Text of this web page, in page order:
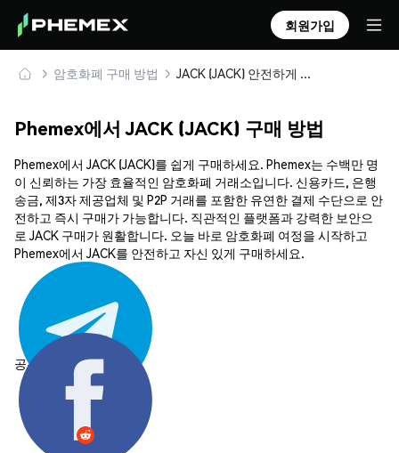
회원가입
암호화폐 구매 방법 JACK (JACK) 안전하게 구매 및 보관
Phemex에서 JACK (JACK) 구매 방법
Phemex에서 JACK (JACK)를 쉽게 구매하세요. Phemex는 수백만 명
이 신뢰하는 가장 효율적인 암호화폐 거래소입니다. 신용카드, 은행
송금, 제3자 제공업체 및 P2P 거래를 포함한 유연한 결제 수단으로 안
전하고 즉시 구매가 가능합니다. 직관적인 플랫폼과 강력한 보안으
로 JACK 구매가 원활합니다. 오늘 바로 암호화폐 여정을 시작하고
Phemex에서 JACK를 안전하고 자신 있게 구매하세요.
공유하기: